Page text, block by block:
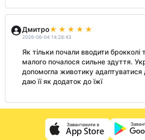
Дмитро
2026-06-04 14:28:43
Як тільки почали вводити брокколі
малого почалося сильне здуття.
допомогла животику адаптуватися
даю її як додаток до їжї